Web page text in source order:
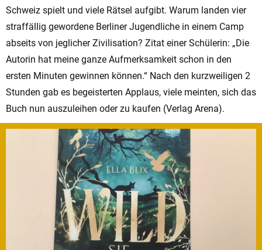
Schweiz spielt und viele Rätsel aufgibt. Warum landen vier
straffällig gewordene Berliner Jugendliche in einem Camp
abseits von jeglicher Zivilisation? Zitat einer Schülerin: „Die
Autorin hat meine ganze Aufmerksamkeit schon in den
ersten Minuten gewinnen können.“ Nach den kurzweiligen 2
Stunden gab es begeisterten Applaus, viele meinten, sich das
Buch nun auszuleihen oder zu kaufen (Verlag Arena).